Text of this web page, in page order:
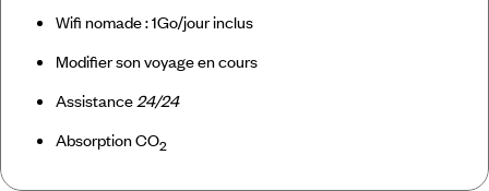
Wifi nomade : 1Go/jour inclus
Modifier son voyage en cours
Assistance 24/24
Absorption CO2